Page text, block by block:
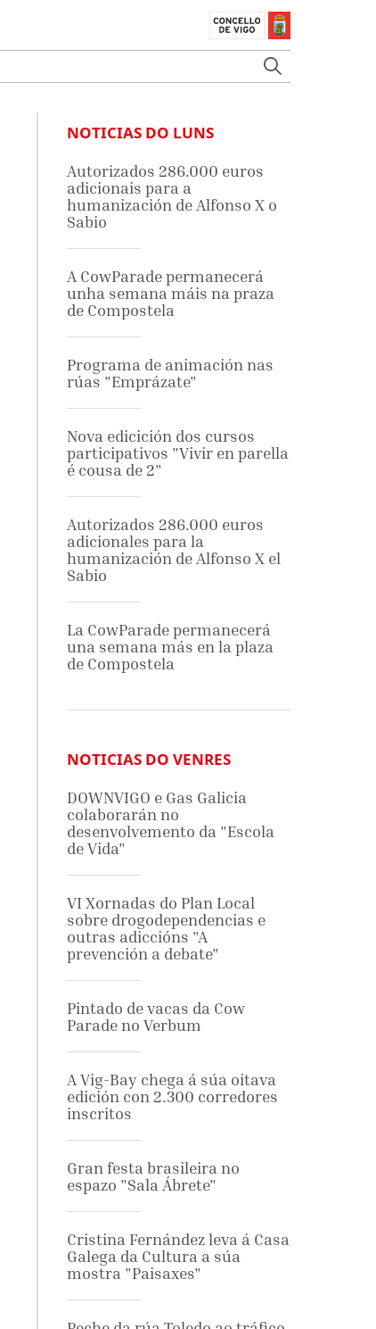
NOTICIAS DO LUNS
Autorizados 286.000 euros
adicionais para a
humanización de Alfonso X o
Sabio
A CowParade permanecerá
unha semana máis na praza
de Compostela
Programa de animación nas
rúas "Emprázate"
Nova edicición dos cursos
participativos "Vivir en parella
é cousa de 2"
Autorizados 286.000 euros
adicionales para la
humanización de Alfonso X el
Sabio
La CowParade permanecerá
una semana más en la plaza
de Compostela
NOTICIAS DO VENRES
DOWNVIGO e Gas Galicia
colaborarán no
desenvolvemento da "Escola
de Vida"
VI Xornadas do Plan Local
sobre drogodependencias e
outras adiccións "A
prevención a debate"
Pintado de vacas da Cow
Parade no Verbum
A Vig-Bay chega á súa oitava
edición con 2.300 corredores
inscritos
Gran festa brasileira no
espazo "Sala Ábrete"
Cristina Fernández leva á Casa
Galega da Cultura a súa
mostra "Paisaxes"